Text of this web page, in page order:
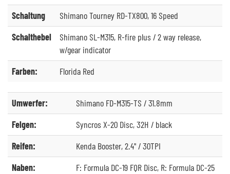
Schaltung
Shimano Tourney RD-TX800, 16 Speed
Schalthebel
Shimano SL-M315, R-fire plus / 2 way release,
w/gear indicator
Farben:
Florida Red
Umwerfer:
Shimano FD-M315-TS / 31.8mm
Felgen:
Syncros X-20 Disc, 32H / black
Reifen:
Kenda Booster, 2.4" / 30TPI
Naben:
F: Formula DC-19 FQR Disc, R: Formula DC-25